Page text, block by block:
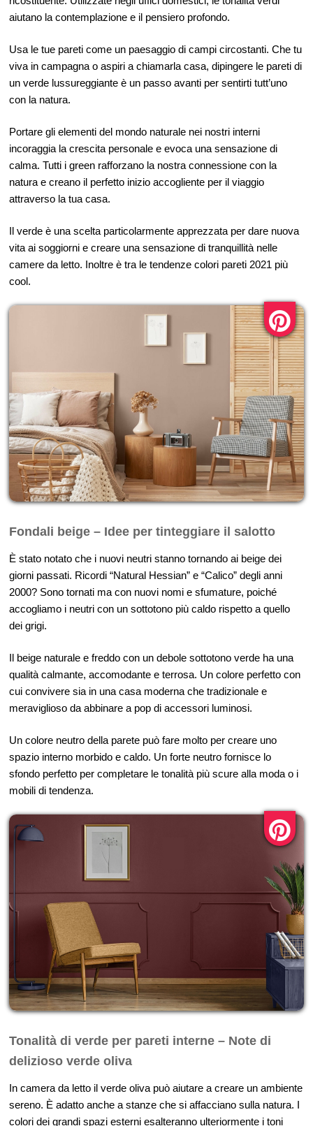
aiutano la contemplazione e il pensiero profondo.
Usa le tue pareti come un paesaggio di campi circostanti. Che tu
viva in campagna o aspiri a chiamarla casa, dipingere le pareti di
un verde lussureggiante è un passo avanti per sentirti tutt’uno
con la natura.
Portare gli elementi del mondo naturale nei nostri interni
incoraggia la crescita personale e evoca una sensazione di
calma. Tutti i green rafforzano la nostra connessione con la
natura e creano il perfetto inizio accogliente per il viaggio
attraverso la tua casa.
Il verde è una scelta particolarmente apprezzata per dare nuova
vita ai soggiorni e creare una sensazione di tranquillità nelle
camere da letto. Inoltre è tra le tendenze colori pareti 2021 più
cool.
Fondali beige – Idee per tinteggiare il salotto
È stato notato che i nuovi neutri stanno tornando ai beige dei
giorni passati. Ricordi “Natural Hessian” e “Calico” degli anni
2000? Sono tornati ma con nuovi nomi e sfumature, poiché
accogliamo i neutri con un sottotono più caldo rispetto a quello
dei grigi.
Il beige naturale e freddo con un debole sottotono verde ha una
qualità calmante, accomodante e terrosa. Un colore perfetto con
cui convivere sia in una casa moderna che tradizionale e
meraviglioso da abbinare a pop di accessori luminosi.
Un colore neutro della parete può fare molto per creare uno
spazio interno morbido e caldo. Un forte neutro fornisce lo
sfondo perfetto per completare le tonalità più scure alla moda o i
mobili di tendenza.
Tonalità di verde per pareti interne – Note di
delizioso verde oliva
In camera da letto il verde oliva può aiutare a creare un ambiente
sereno. È adatto anche a stanze che si affacciano sulla natura. I
colori dei grandi spazi esterni esalteranno ulteriormente i toni